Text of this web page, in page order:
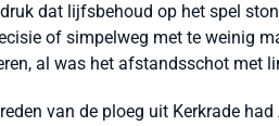
dat lijfsbehoud op het spel
of simpelweg met te weinig
al was het afstandsschot met
van de ploeg uit Kerkrade